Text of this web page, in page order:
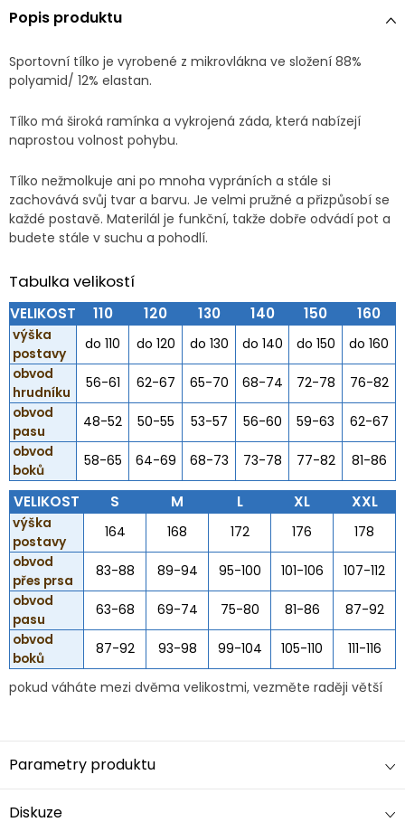
Popis produktu
Sportovní tílko je vyrobené z mikrovlákna ve složení 88%
polyamid/ 12% elastan.
Tílko má široká ramínka a vykrojená záda, která nabízejí
naprostou volnost pohybu.
Tílko nežmolkuje ani po mnoha vypráních a stále si
zachovává svůj tvar a barvu. Je velmi pružné a přizpůsobí se
každé postavě. Materilál je funkční, takže dobře odvádí pot a
budete stále v suchu a pohodlí.
Tabulka velikostí
VELIKOST 110 120 130 140 150 160
výška
postavy
do 110 do 120 do 130 do 140 do 150
do 160
obvod
hrudníku
56-61 62-67 65-70 68-74 72-78
76-82
obvod
pasu
48-52 50-55 53-57 56-60 59-63
62-67
obvod
boků
58-65 64-69 68-73 73-78 77-82 81-86
VELIKOST S M L XL XXL
výška
postavy
164 168 172 176
178
obvod
přes prsa
83-88 89-94 95-100 101-106
107-112
obvod
pasu
63-68 69-74 75-80 81-86
87-92
obvod
boků
87-92 93-98 99-104 105-110 111-116
pokud váháte mezi dvěma velikostmi, vezměte raději větší
Parametry produktu
Diskuze